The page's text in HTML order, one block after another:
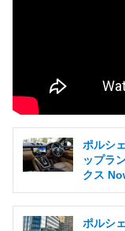
ポルシ
ップラ
クス
ポルシ